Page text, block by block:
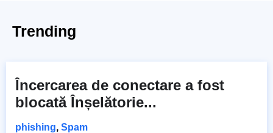
Trending
Încercarea de conectare a fost
blocată Înșelătorie...
phishing, Spam